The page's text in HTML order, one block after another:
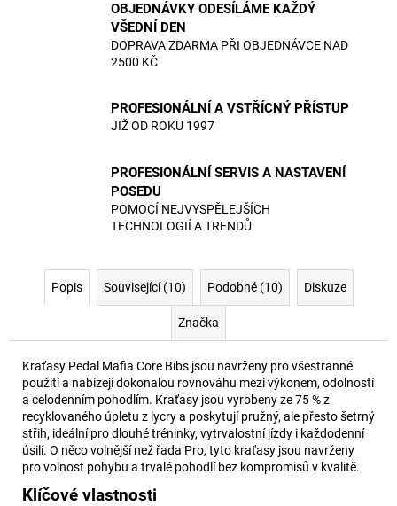
OBJEDNÁVKY ODESÍLÁME KAŽDÝ
VŠEDNÍ DEN
DOPRAVA ZDARMA PŘI OBJEDNÁVCE NAD
2500 KČ
PROFESIONÁLNÍ A VSTŘÍCNÝ PŘÍSTUP
JIŽ OD ROKU 1997
PROFESIONÁLNÍ SERVIS A NASTAVENÍ
POSEDU
POMOCÍ NEJVYSPĚLEJŠÍCH
TECHNOLOGIÍ A TRENDŮ
Popis Související (10) Podobné (10) Diskuze
Značka
Kraťasy Pedal Mafia Core Bibs jsou navrženy pro všestranné
použití a nabízejí dokonalou rovnováhu mezi výkonem, odolností
a celodenním pohodlím. Kraťasy jsou vyrobeny ze 75 % z
recyklovaného úpletu z lycry a poskytují pružný, ale přesto šetrný
střih, ideální pro dlouhé tréninky, vytrvalostní jízdy i každodenní
úsilí. O něco volnější než řada Pro, tyto kraťasy jsou navrženy
pro volnost pohybu a trvalé pohodlí bez kompromisů v kvalitě.
Klíčové vlastnosti